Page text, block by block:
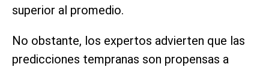
superior al promedio.
No obstante, los expertos advierten que las
predicciones tempranas son propensas a